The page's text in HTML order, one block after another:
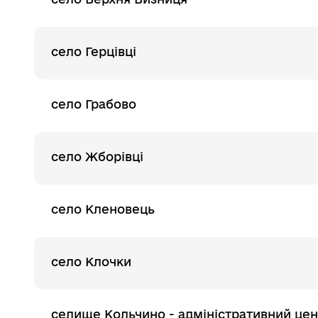
село Герцівці
село Грабово
село Жборівці
село Кленовець
село Клочки
селище Кольчино - адміністративний